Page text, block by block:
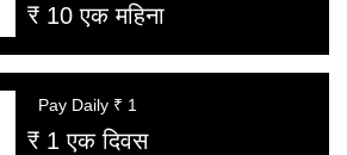
₹ 10 एक महिना
Pay Daily ₹ 1
₹ 1 एक दिवस